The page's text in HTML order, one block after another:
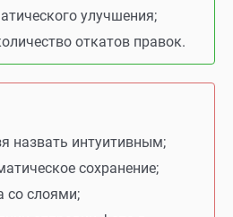
улучшения;
откатов правок.
назвать интуитивным;
сохранение;
со слоями;